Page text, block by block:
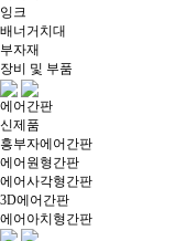
잉크
배너거치대
부자재
장비 및 부품
에어간판
신제품
흥부자에어간판
에어원형간판
에어사각형간판
3D에어간판
에어아치형간판